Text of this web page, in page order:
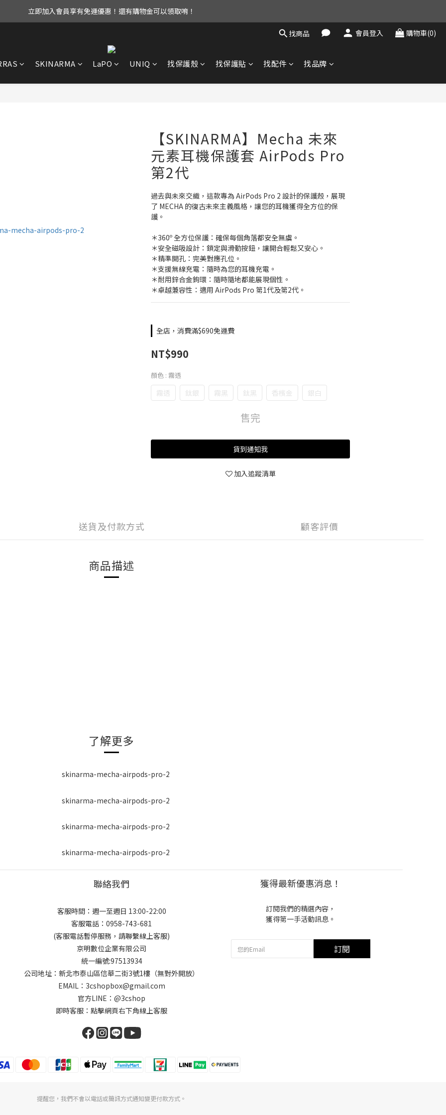
UAG iPhone17 全系列 88折優惠中！
立即加入會員享有免運優惠！還有購物金可以領取唷！
找商品 會員登入 購物車(0)
SKINARMA LaPO UNIQ 找保護殼 找保護貼 找配件 找品牌
【SKINARMA】Mecha 未來
元素耳機保護套 AirPods Pro
第2代
過去與未來交織，這款專為 AirPods Pro 2 設計的保護殼，展現
了 MECHA 的復古未來主義風格，讓您的耳機獲得全方位的保
護。
＊360º 全方位保護：確保每個角落都安全無虞。
＊安全磁吸設計：鎖定與滑動按鈕，讓開合輕鬆又安心。
＊精準開孔：完美對應孔位。
＊支援無線充電：隨時為您的耳機充電。
＊耐用鋅合金鉤環：隨時隨地都能展現個性。
＊卓越兼容性：適用 AirPods Pro 第1代及第2代。
全店，消費滿$690免運費
NT$990
顏色 : 霧透
霧透 鈦銀 霧黑 鈦黑 香檳金 銀白
售完
貨到通知我
加入追蹤清單
送貨及付款方式 顧客評價
商品描述
了解更多
聯絡我們
客服時間：週一至週日 13:00-22:00
客服電話：0958-743-681
(客服電話暫停服務，請聯繫線上客服)
京明數位企業有限公司
統一編號:97513934
公司地址：新北市泰山區信華二街3號1樓（無對外開放）
EMAIL：3cshopbox@gmail.com
官方LINE：@3cshop
即時客服：點擊網頁右下角線上客服
獲得最新優惠消息！
訂閱我們的精選內容，
獲得第一手活動訊息。
訂閱
提醒您，我們不會以電話或簡訊方式通知變更付款方式。